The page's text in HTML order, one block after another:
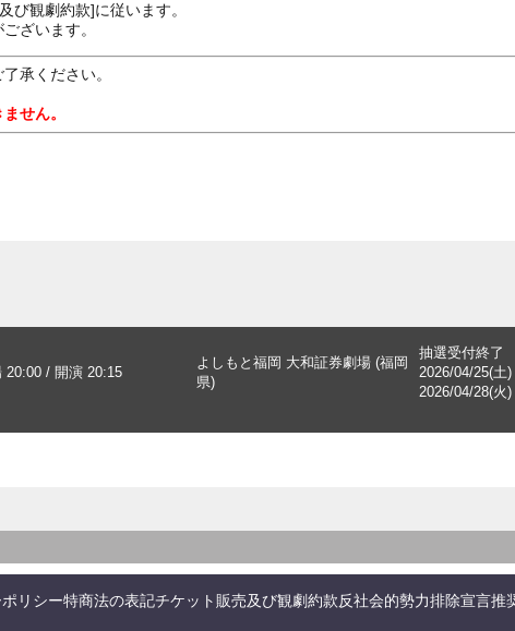
び観劇約款]に従います。
ざいます。
承ください。
せん。
20:00 / 開演 20:15
よしもと福岡 大和証券劇場 (福岡
県)
抽選受付終了
2026/04/25(土)
2026/04/28(火
リシー特商法の表記チケット販売及び観劇約款反社会的勢力排除宣言推